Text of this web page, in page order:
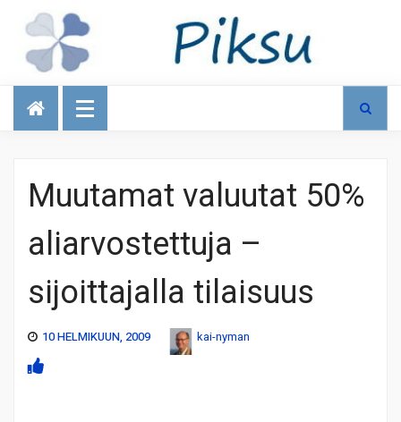
Talous
Muutamat valuutat 50%
aliarvostettuja –
sijoittajalla tilaisuus
10 HELMIKUUN, 2009 kai-nyman